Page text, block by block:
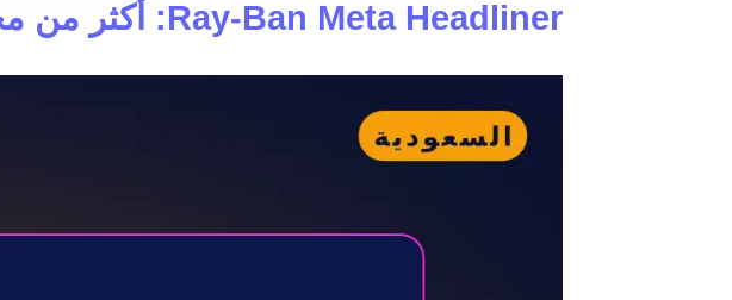
Ray-Ban Meta Headliner: أكثر من مجرد نظارة شمسية